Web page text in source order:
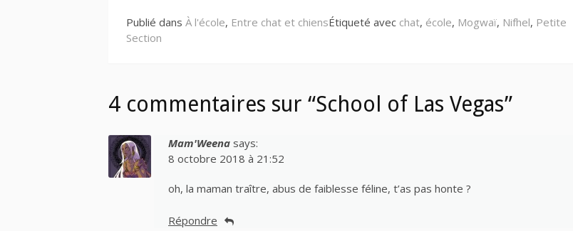
suite
Publié dans À l'école, Entre chat et chiensÉtiqueté avec chat, école, Mogwaï, Nifhel, Petite
Section
4 commentaires sur “School of Las Vegas”
Mam'Weena says:
8 octobre 2018 à 21:52
oh, la maman traître, abus de faiblesse féline, t’as pas honte ?
Répondre